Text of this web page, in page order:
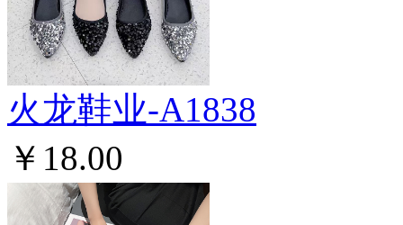
火龙鞋业-A1838
￥18.00